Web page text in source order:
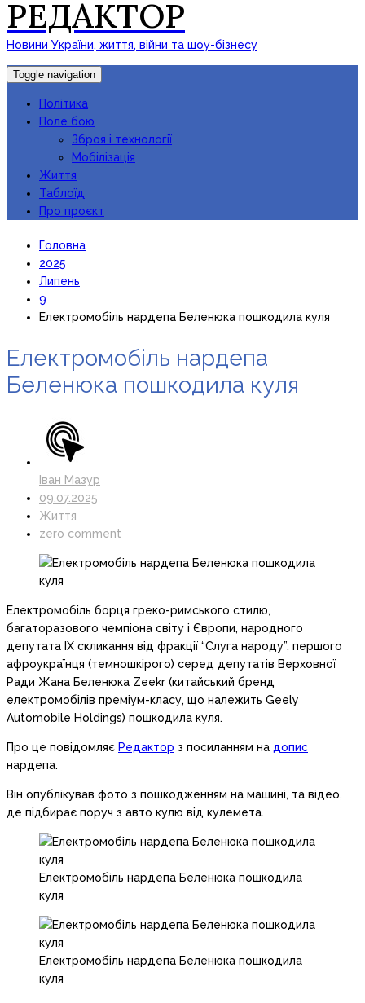
РЕДАКТОР
Новини України, життя, війни та шоу-бізнесу
Toggle navigation
Політика
Поле бою
Зброя і технології
Мобілізація
Життя
Таблоїд
Про проєкт
Головна
2025
Липень
9
Електромобіль нардепа Беленюка пошкодила куля
Електромобіль нардепа
Беленюка пошкодила куля
Іван Мазур
09.07.2025
Життя
zero comment
Електромобіль борця греко-римського стилю,
багаторазового чемпіона світу і Європи, народного
депутата IX скликання від фракції “Слуга народу”, першого
афроукраїнця (темношкірого) серед депутатів Верховної
Ради Жана Беленюка Zeekr (китайський бренд
електромобілів преміум-класу, що належить Geely
Automobile Holdings) пошкодила куля.
Про це повідомляє Редактор з посиланням на допис
нардепа.
Він опублікував фото з пошкодженням на машині, та відео,
де підбирає поруч з авто кулю від кулемета.
Електромобіль нардепа Беленюка пошкодила
куля
Електромобіль нардепа Беленюка пошкодила
куля